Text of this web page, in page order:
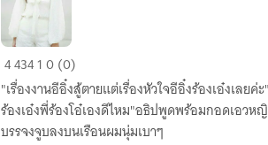
ผูก
ใจ
พัน
รัก
443410 (0)
"เรื่องงานอีอิ๋งสู้ตายแต่เรื่องหัวใจอีอิ๋งร้องเอ๋งเล
ร้องเอ๋งพี่ร้องโอ๋เองดีไหม"อธิปพูดพร้อมกอดเอวห
บรรจงจูบลงบนเรือนผมนุ่มเบาๆ